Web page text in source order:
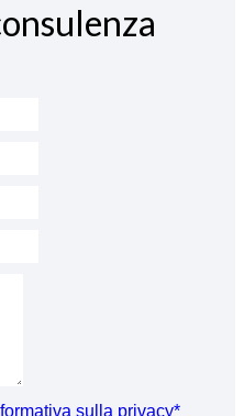
sulla privacy*